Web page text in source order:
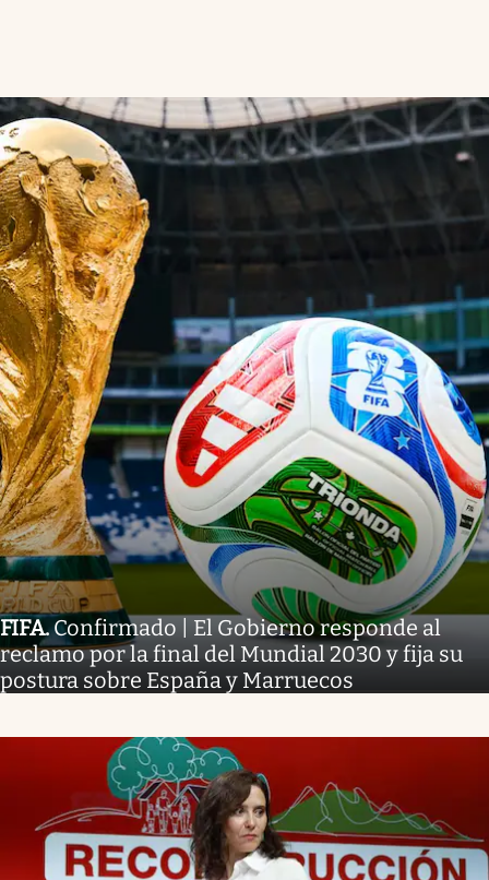
FIFA.Confirmado | El Gobierno responde al
reclamo por la final del Mundial 2030 y fija su
postura sobre España y Marruecos